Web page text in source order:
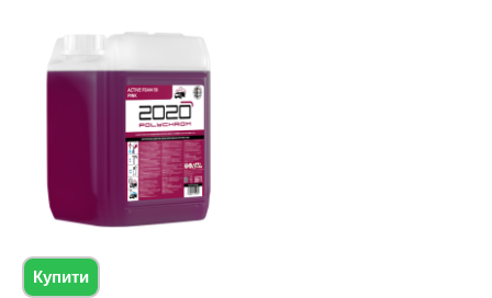
Купити